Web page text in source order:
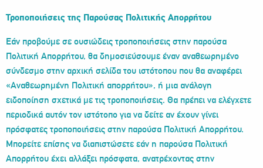
Τροποποιήσεις της Παρούσας Πολιτικής Απορρήτου
Εάν προβούμε σε ουσιώδεις τροποποιήσεις στην παρούσα
Πολιτική Απορρήτου, θα δημοσιεύσουμε έναν αναθεωρημένο
σύνδεσμο στην αρχική σελίδα του ιστότοπου που θα αναφέρει
«Αναθεωρημένη Πολιτική απορρήτου», ή μια ανάλογη
ειδοποίηση σχετικά με τις τροποποιήσεις. Θα πρέπει να ελέγχετε
περιοδικά αυτόν τον ιστότοπο για να δείτε αν έχουν γίνει
πρόσφατες τροποποιήσεις στην παρούσα Πολιτική Απορρήτου.
Μπορείτε επίσης να διαπιστώσετε εάν η παρούσα Πολιτική
Απορρήτου έχει αλλάξει πρόσφατα, ανατρέχοντας στην